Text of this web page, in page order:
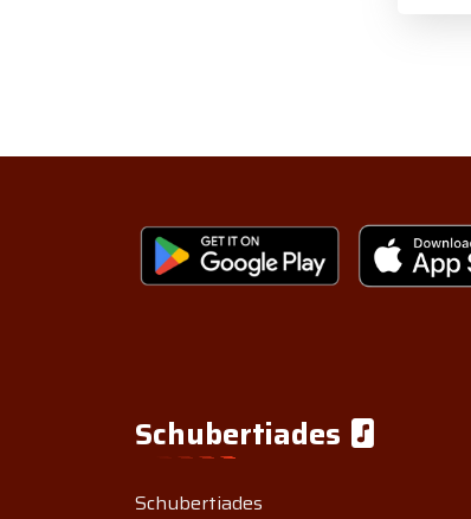
Schubertiades
Schubertiades